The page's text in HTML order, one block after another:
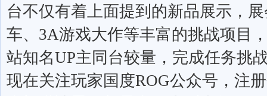
台不仅有着上面提到的新品展示，
车、 3A游戏大作等丰富的挑战项目
站知名UP主同台较量，完成任务挑
现在关注玩家国度ROG公众号，注